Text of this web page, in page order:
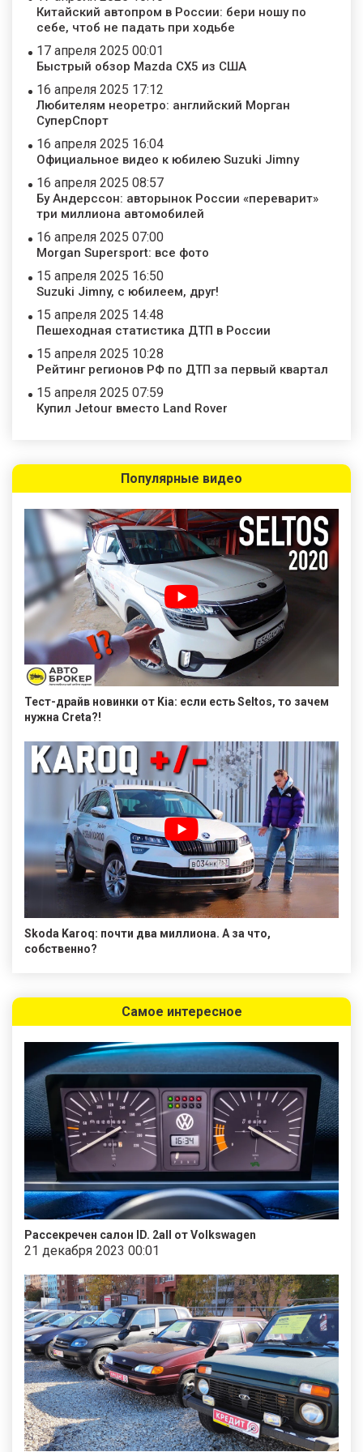
Китайский автопром в России: бери ношу по
себе, чтоб не падать при ходьбе
17 апреля 2025 00:01
Быстрый обзор Mazda CX5 из США
16 апреля 2025 17:12
Любителям неоретро: английский Морган
СуперСпорт
16 апреля 2025 16:04
Официальное видео к юбилею Suzuki Jimny
16 апреля 2025 08:57
Бу Андерссон: авторынок России «переварит»
три миллиона автомобилей
16 апреля 2025 07:00
Morgan Supersport: все фото
15 апреля 2025 16:50
Suzuki Jimny, с юбилеем, друг!
15 апреля 2025 14:48
Пешеходная статистика ДТП в России
15 апреля 2025 10:28
Рейтинг регионов РФ по ДТП за первый квартал
15 апреля 2025 07:59
Купил Jetour вместо Land Rover
Популярные видео
Тест-драйв новинки от Kia: если есть Seltos, то зачем
нужна Creta?!
Skoda Karoq: почти два миллиона. А за что,
собственно?
Самое интересное
Рассекречен салон ID. 2all от Volkswagen
21 декабря 2023 00:01